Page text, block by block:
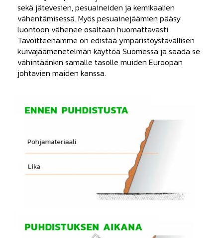
sekä jätevesien, pesuaineiden ja kemikaalien
vähentämisessä. Myös pesuainejäämien pääsy
luontoon vähenee osaltaan huomattavasti.
Tavoitteenamme on edistää ympäristöystävällisen
kuivajäämenetelmän käyttöä Suomessa ja saada se
vähintäänkin samalle tasolle muiden Euroopan
johtavien maiden kanssa.